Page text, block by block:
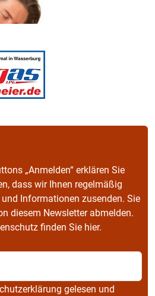
„Anmelden“ erklären Sie
dass wir Ihnen regelmäßig
Informationen zusenden. Sie
diesem Newsletter abmelden.
finden Sie hier.
gelesen und